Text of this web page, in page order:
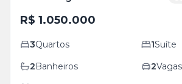
R$ 1.050.000
3Quartos 1Suíte
2Banheiros 2Vagas